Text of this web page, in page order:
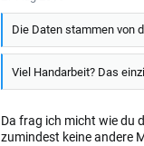
e
Die Daten stammen von
Viel Handarbeit? Das
Da frag ich micht wie du
zumindest keine andere